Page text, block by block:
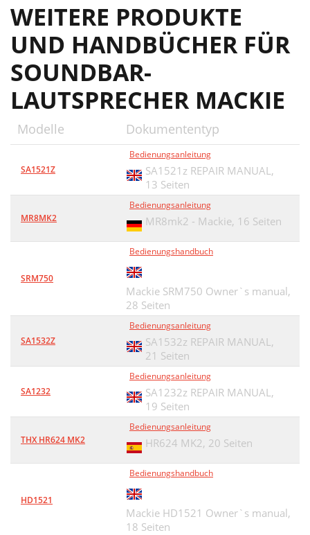
WEITERE PRODUKTE
UND HANDBÜCHER FÜR
SOUNDBAR-
LAUTSPRECHER MACKIE
Modelle Dokumententyp
SA1521Z
Bedienungsanleitung
SA1521z REPAIR MANUAL,
13 Seiten
MR8MK2
Bedienungsanleitung
MR8mk2 - Mackie, 16 Seiten
SRM750
Bedienungshandbuch
Mackie SRM750 Owner`s manual,
28 Seiten
SA1532Z
Bedienungsanleitung
SA1532z REPAIR MANUAL,
21 Seiten
SA1232
Bedienungsanleitung
SA1232z REPAIR MANUAL,
19 Seiten
THX HR624 MK2
Bedienungsanleitung
HR624 MK2, 20 Seiten
HD1521
Bedienungshandbuch
Mackie HD1521 Owner`s manual,
18 Seiten